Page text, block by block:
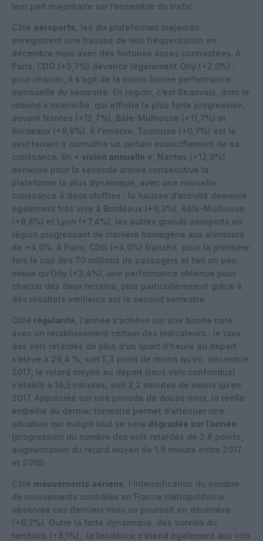
leur part majoritaire sur l’ensemble du trafic.
Côté aéroports , les dix plateformes majeures
enregistrent une hausse de leur fréquentation en
décembre mais avec des fortunes assez contrastées. À
Paris, CDG (+3,7%) devance légèrement Orly (+2,0%) ;
pour chacun, il s’agit de la moins bonne performance
mensuelle du semestre. En région, c’est Beauvais, dont le
rebond s’intensifie, qui affiche la plus forte progression,
devant Nantes (+12,7%), Bâle-Mulhouse (+11,7%) et
Bordeaux (+9,8%). À l’inverse, Toulouse (+0,7%) est le
seul terrain à connaître un certain essoufflement de sa
croissance. En « vision annuelle », Nantes (+12,9%)
demeure pour la seconde année consécutive la
plateforme la plus dynamique, avec une nouvelle
croissance à deux chiffres ; la hausse d’activité demeure
également très vive à Bordeaux (+9,3%), Bâle-Mulhouse
(+8,8%) et Lyon (+7,4%), les autres grands aéroports en
région progressant de manière homogène aux alentours
de +4,0%. À Paris, CDG (+4,0%) franchit pour la première
fois le cap des 70 millions de passagers et fait un peu
mieux qu’Orly (+3,4%), une performance obtenue pour
chacun des deux terrains, plus particulièrement grâce à
des résultats meilleurs sur le second semestre.
Côté régularité , l’année s’achève sur une bonne note
avec un rétablissement certain des indicateurs : le taux
des vols retardés de plus d’un quart d’heure au départ
s’élève à 29,4 %, soit 5,3 point de moins qu’en décembre
2017; le retard moyen au départ (tous vols confondus)
s’établit à 16,5 minutes, soit 2,2 minutes de moins qu’en
2017. Appréciée sur une période de douze mois, la réelle
embellie du dernier trimestre permet d’atténuer une
situation qui malgré tout se sera dégradée sur l’année
(progression du nombre des vols retardés de 2,8 points,
augmentation du retard moyen de 1,9 minute entre 2017
et 2018).
Côté mouvements aériens , l’intensification du nombre
de mouvements contrôlés en France métropolitaine
observée ces derniers mois se poursuit en décembre
(+6,2%). Outre la forte dynamique des survols du
territoire (+8,1%), la tendance s’étend également aux vols